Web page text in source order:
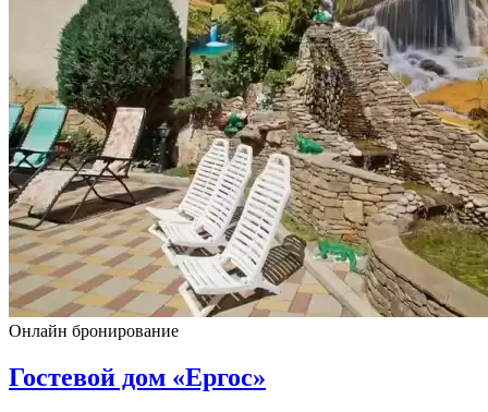
Онлайн бронирование
Гостевой дом «Ергос»